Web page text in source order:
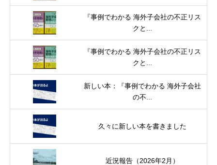
『事例でわかる 海外子会社の不正リス
クと...
『事例でわかる 海外子会社の不正リス
クと...
新しい本：『事例でわかる 海外子会社
の不...
久々に新しい本を書きました
近況報告（2026年2月）